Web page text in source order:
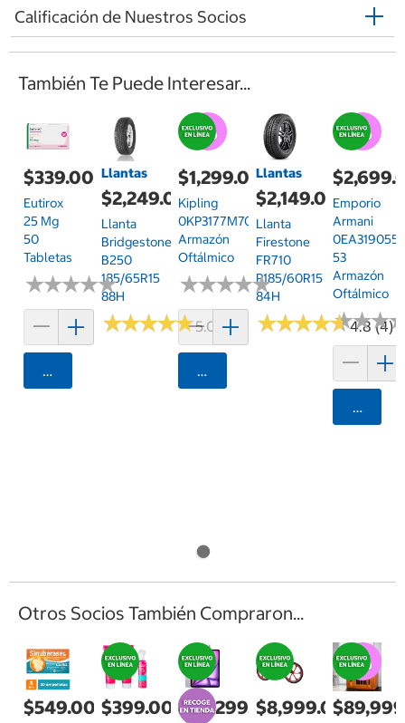
Calificación de Nuestros Socios
También Te Puede Interesar...
$339.00
Eutirox
25 Mg
50
Tabletas
★★★★★
★★★★★
Agregar
Llantas
$2,249.00
Llanta
Bridgestone
B250
185/65R15
88H
★★★★★
★★★★★5.0 (24)
$1,299.00
Kipling
0KP3177M70854
Armazón
Oftálmico
★★★★★
★★★★★
Agregar
Llantas
$2,149.00
Llanta
Firestone
FR710
P185/60R15
84H
★★★★★
★★★★★4.8 (4)
Emporio
Armani
53
Armazón
Oftálmico
★★★
★★★
Otros Socios También Compraron...
$549.00 $399.00 $24,299.00$8,999.00